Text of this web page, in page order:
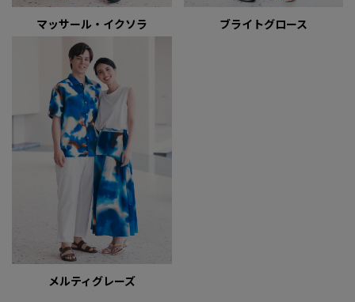
マッサール・イクソラ ブライトグロース
メルティグレーズ